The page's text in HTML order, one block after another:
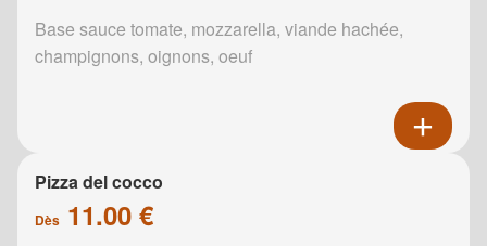
Base sauce tomate, mozzarella, viande hachée,
champignons, oignons, oeuf
Pizza del cocco
Dès 11.00 €